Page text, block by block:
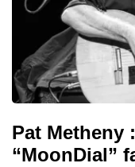
Pat Metheny
“MoonDial”